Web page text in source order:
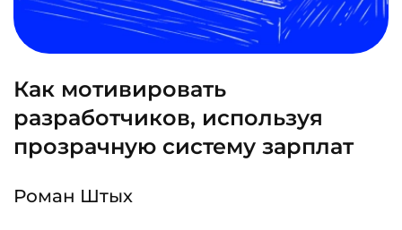
Как мотивировать
разработчиков, используя
прозрачную систему зарплат
Роман Штых